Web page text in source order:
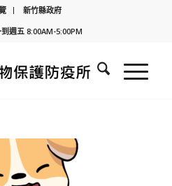
新竹縣政府
週五 8:00AM-5:00PM